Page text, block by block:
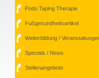
Podo Taping Therapie
Fußgesundheitsartikel
Weiterbildung /
Specials / News
Stellenangebote